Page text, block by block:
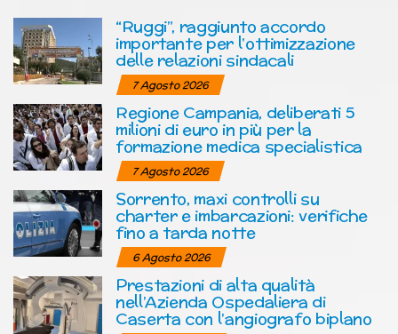
“Ruggi”, raggiunto accordo
importante per l’ottimizzazione
delle relazioni sindacali
7 Agosto 2026
Regione Campania, deliberati 5
milioni di euro in più per la
formazione medica specialistica
7 Agosto 2026
Sorrento, maxi controlli su
charter e imbarcazioni: verifiche
fino a tarda notte
6 Agosto 2026
Prestazioni di alta qualità
nell’Azienda Ospedaliera di
Caserta con l’angiografo biplano